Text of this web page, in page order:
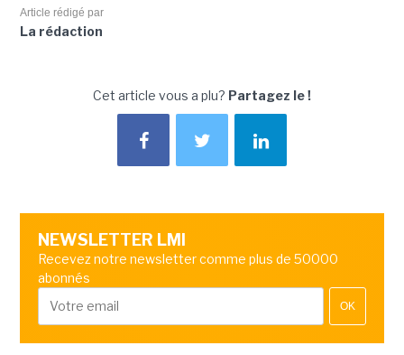
Article rédigé par
La rédaction
Cet article vous a plu? Partagez le !
NEWSLETTER LMI
Recevez notre newsletter comme plus de 50000
abonnés
OK